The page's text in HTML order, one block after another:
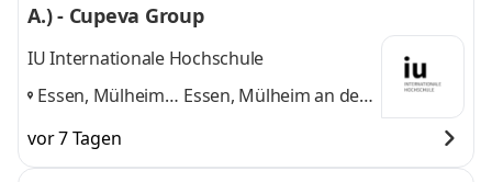
A.) - Cupeva Group
IU Internationale Hochschule
Essen, Mülheim
Dortmund
Essen, Mülheim an der
vor 7 Tagen